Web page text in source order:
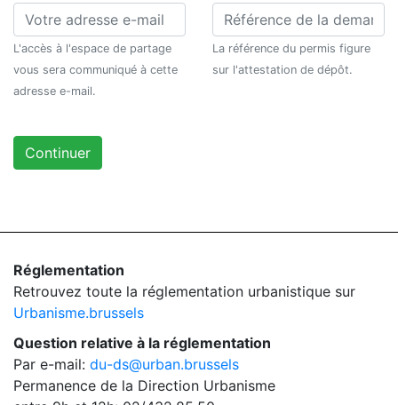
L'accès à l'espace de partage
vous sera communiqué à cette
adresse e-mail.
La référence du permis figure
sur l'attestation de dépôt.
Continuer
Réglementation
Retrouvez toute la réglementation urbanistique sur
Urbanisme.brussels
Question relative à la réglementation
Par e-mail: du-ds@urban.brussels
Permanence de la Direction Urbanisme